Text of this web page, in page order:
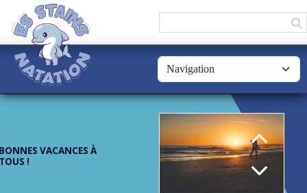
SHIRT ADHÉRENT
Panneau de gestion des cookies